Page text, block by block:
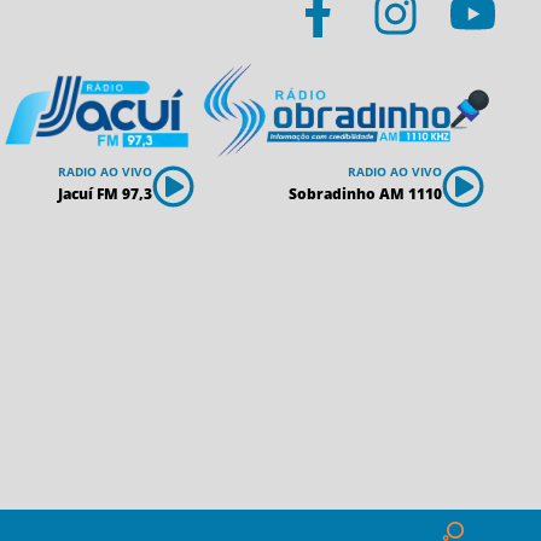
RADIO AO VIVO
Jacuí FM 97,3
RADIO AO VIVO
Sobradinho AM 1110